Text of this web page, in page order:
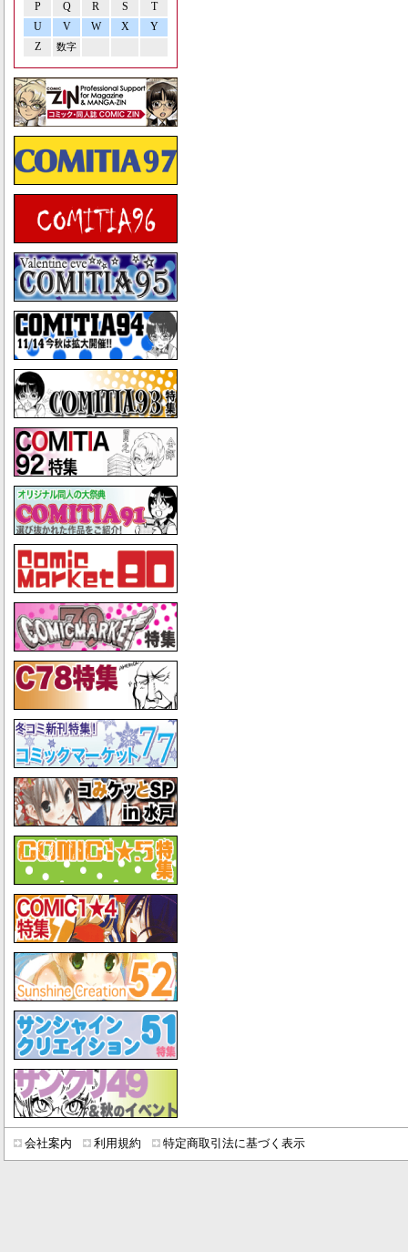
P Q R S
T
U
V W X
Y
Z
数字
会社案内 利用規約 特定商取引法に基づく表示